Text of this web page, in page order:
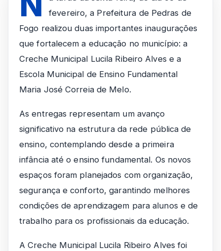
fevereiro, a Prefeitura de Pedras de
Fogo realizou duas importantes inaugurações
que fortalecem a educação no município: a
Creche Municipal Lucila Ribeiro Alves e a
Escola Municipal de Ensino Fundamental
Maria José Correia de Melo.
As entregas representam um avanço
significativo na estrutura da rede pública de
ensino, contemplando desde a primeira
infância até o ensino fundamental. Os novos
espaços foram planejados com organização,
segurança e conforto, garantindo melhores
condições de aprendizagem para alunos e de
trabalho para os profissionais da educação.
A Creche Municipal Lucila Ribeiro Alves foi